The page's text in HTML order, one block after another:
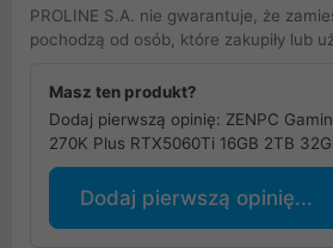
PROLINE S.A. nie gwarantuje, że
pochodzą od osób, które zakupiły lub
Masz ten produkt?
Dodaj pierwszą opinię: ZENPC
270K Plus RTX5060Ti 16GB 2TB
Dodaj pierwszą opinię...